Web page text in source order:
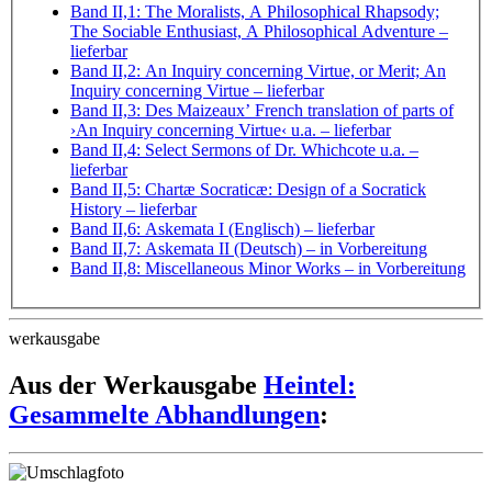
Band II,1: The Moralists, A Philosophical Rhapsody;
The Sociable Enthusiast, A Philosophical Adventure –
lieferbar
Band II,2: An Inquiry concerning Virtue, or Merit; An
Inquiry concerning Virtue – lieferbar
Band II,3: Des Maizeaux’ French translation of parts of
›An Inquiry concerning Virtue‹ u.a. – lieferbar
Band II,4: Select Sermons of Dr. Whichcote u.a. –
lieferbar
Band II,5: Chartæ Socraticæ: Design of a Socratick
History – lieferbar
Band II,6: Askemata I (Englisch) – lieferbar
Band II,7: Askemata II (Deutsch) – in Vorbereitung
Band II,8: Miscellaneous Minor Works – in Vorbereitung
werkausgabe
Aus der Werkausgabe Heintel:
Gesammelte Abhandlungen: